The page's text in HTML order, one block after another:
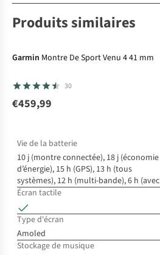
Produits similaires
Garmin Montre De Sport Venu 4 41 mm
30
€459,99
Vie de la batterie
10 j (montre connectée), 18 j (économie
d’énergie), 15 h (GPS), 13 h (tous
systèmes), 12 h (multi-bande), 6 h (avec
musique).
Écran tactile
Type d'écran
Amoled
Stockage de musique